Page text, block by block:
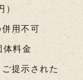
不可
体料金
提示された